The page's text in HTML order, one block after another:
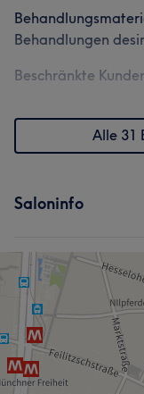
entdecken Sie eine
Haarentfernung
Behandlungen
Beschränkte
Alle 31
Saloninfo